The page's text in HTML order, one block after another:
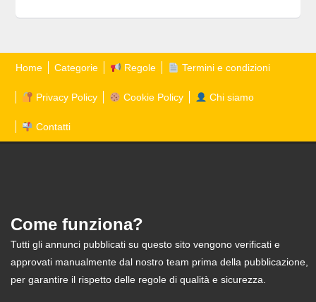
Home Categorie Regole Termini e condizioni
Privacy Policy Cookie Policy Chi siamo
Contatti
Come funziona?
Tutti gli annunci pubblicati su questo sito vengono verificati e
approvati manualmente dal nostro team prima della pubblicazione,
per garantire il rispetto delle regole di qualità e sicurezza.